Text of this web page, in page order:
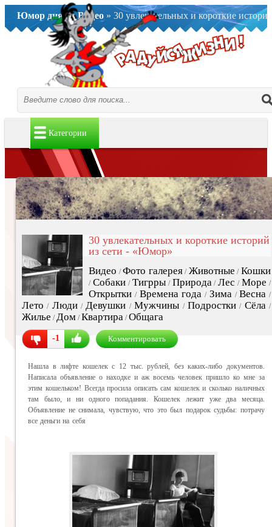
Юмор дня..»Видео » 30 увлекательных и короткие историй из сети - «Юмор»
Категории
30 увлекательных и короткие историй
из сети - «Юмор»
Видео /Фото галерея/ Животные /Кошки
/ Собаки/ Тигрры/ Природа/Лес /Море /
Открытки / Времена года / Зима/Весна /
Лето / Люди/Девушки /Мужчины / Подростки/ Сёла/
Жилье /Дом /Квартира /Общага
-1 Комментировать
Нашла в лифте кошелек с 12 тыс. рублей, без каких-либо документов.
Написала объявление о находке и аж восемь человек пришло ко мне за
этим кошельком! Всегда просила описать сам кошелек и сколько наличных
там было, и ни одного попадания. Кошелек лежит уже два месяца.
Объявление не снимала, чувствую, что это был подарок судьбы: потрачу
все деньги на себя